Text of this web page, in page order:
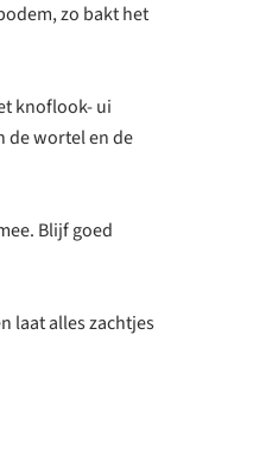
zo bakt het
knoflook- ui
de wortel en de
Blijf goed
laat alles zachtjes